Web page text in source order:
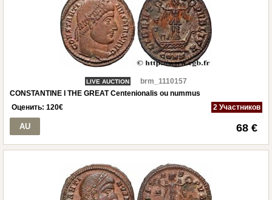
LIVE AUCTION
brm_1110157
CONSTANTINE I THE GREAT Centenionalis ou nummus
Оценить: 120€ 2 Участников
AU 68 €